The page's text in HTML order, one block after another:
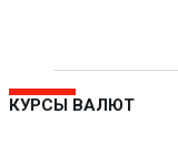
КУРСЫ ВАЛЮТ